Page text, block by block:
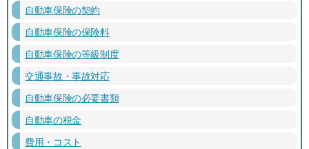
自動車保険の契約
自動車保険の保険料
自動車保険の等級制度
交通事故・事故対応
自動車保険の必要書類
自動車の税金
費用・コスト